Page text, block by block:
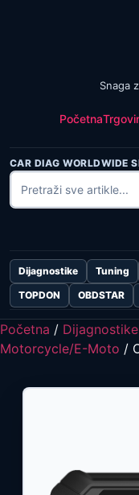
Snaga
Početna
CAR DIAG WORLDWIDE
Dijagnostike Tuning
TOPDON
OBDSTAR
Početna / Dijagnostike
Motorcycle/E-Moto /